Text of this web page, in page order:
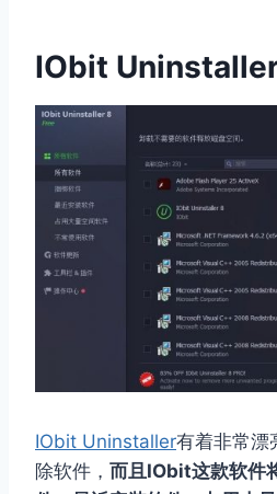
IObit
IObit Uninstaller有着非常漂
除软件， 而且IObit这款软件